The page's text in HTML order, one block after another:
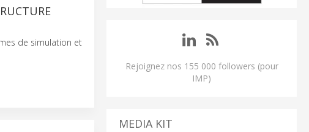
de simulation et
Rejoignez nos 155 000 followers (pour
IMP)
MEDIA KIT